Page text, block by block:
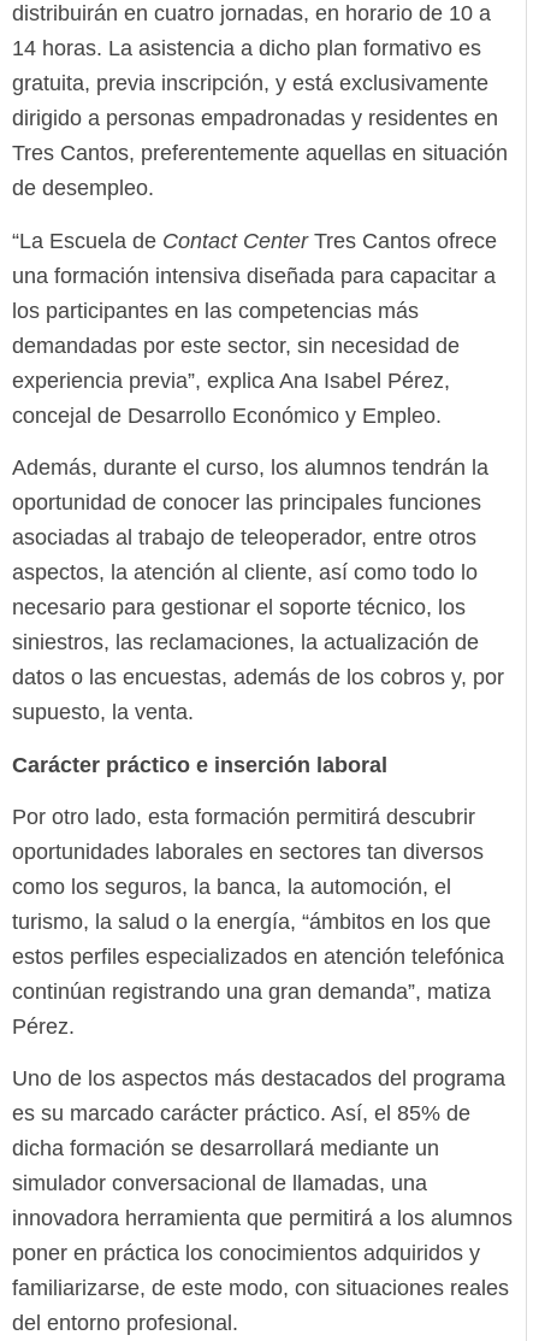
distribuirán en cuatro jornadas, en horario de 10 a
14 horas. La asistencia a dicho plan formativo es
gratuita, previa inscripción, y está exclusivamente
dirigido a personas empadronadas y residentes en
Tres Cantos, preferentemente aquellas en situación
de desempleo.
“La Escuela de Contact CenterTres Cantos ofrece
una formación intensiva diseñada para capacitar a
los participantes en las competencias más
demandadas por este sector, sin necesidad de
experiencia previa”, explica Ana Isabel Pérez,
concejal de Desarrollo Económico y Empleo.
Además, durante el curso, los alumnos tendrán la
oportunidad de conocer las principales funciones
asociadas al trabajo de teleoperador, entre otros
aspectos, la atención al cliente, así como todo lo
necesario para gestionar el soporte técnico, los
siniestros, las reclamaciones, la actualización de
datos o las encuestas, además de los cobros y, por
supuesto, la venta.
Carácter práctico e inserción laboral
Por otro lado, esta formación permitirá descubrir
oportunidades laborales en sectores tan diversos
como los seguros, la banca, la automoción, el
turismo, la salud o la energía, “ámbitos en los que
estos perfiles especializados en atención telefónica
continúan registrando una gran demanda”, matiza
Pérez.
Uno de los aspectos más destacados del programa
es su marcado carácter práctico. Así, el 85% de
dicha formación se desarrollará mediante un
simulador conversacional de llamadas, una
innovadora herramienta que permitirá a los alumnos
poner en práctica los conocimientos adquiridos y
familiarizarse, de este modo, con situaciones reales
del entorno profesional.